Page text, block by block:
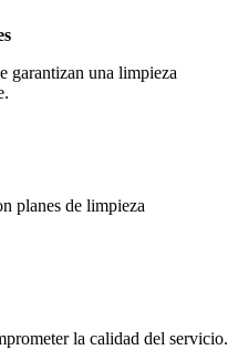
garantizan una limpieza
planes de limpieza
la calidad del servicio.